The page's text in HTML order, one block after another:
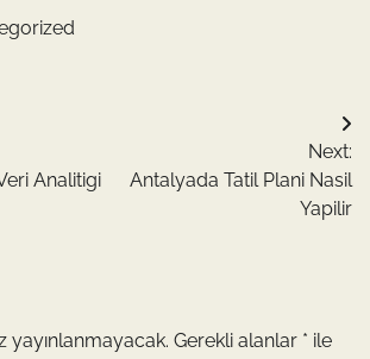
Analitigi
Next:
Antalyada Tatil Plani Nasil
Yapilir
yayınlanmayacak. Gerekli alanlar * ile